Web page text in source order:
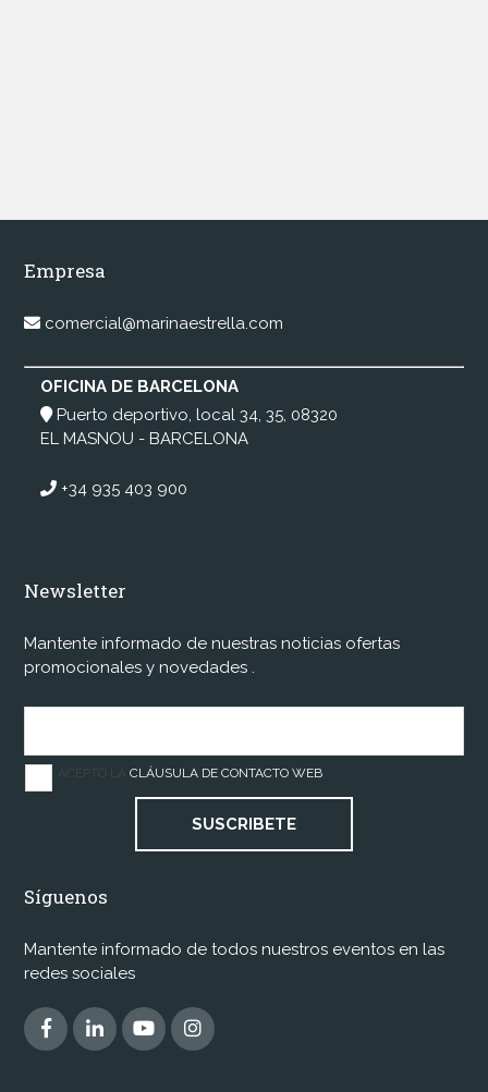
Empresa
comercial@marinaestrella.com
OFICINA DE BARCELONA
Puerto deportivo, local 34, 35, 08320
EL MASNOU - BARCELONA
+34 935 403 900
Newsletter
Mantente informado de nuestras noticias ofertas
promocionales y novedades .
ACEPTO LACLÁUSULA DE CONTACTO WEB
SUSCRIBETE
Síguenos
Mantente informado de todos nuestros eventos en las
redes sociales